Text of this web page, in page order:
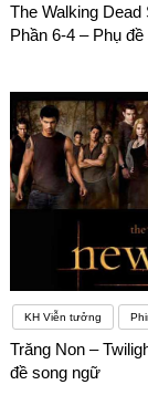
The Walking
Phần 6-4 – Phụ
KH Viễn tưởng
Trăng Non –
đề song ngữ